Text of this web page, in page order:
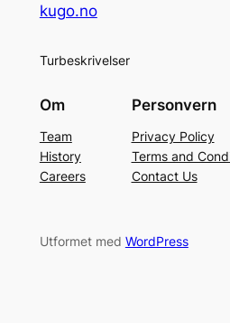
kugo.no
Turbeskrivelser
Om
Team
History
Careers
Personvern
Privacy Policy
Terms and
Contact Us
Utformet med WordPress